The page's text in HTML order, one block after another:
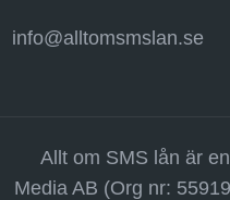
info@alltomsmslan.se
Allt om SMS lån är
Media AB (Org nr: